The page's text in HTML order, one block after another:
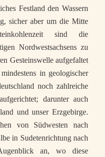
Festland den Wassern
sicher aber um die Mitte
sind die
Nordwestsachsens zu
Gesteinswelle aufgefaltet
in geologischer
noch zahlreiche
darunter auch
und unser Erzgebirge.
von Südwesten nach
in Sudetenrichtung nach
an, wo diese